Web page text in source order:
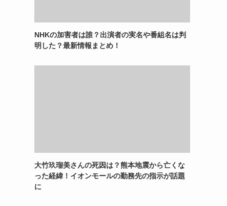
NHKの加害者は誰？出演者の実名や番組名は判
明した？最新情報まとめ！
大竹玖瑠美さんの死因は？熊本地震から亡くな
った経緯！イオンモールの勤務先の指示が話題
に